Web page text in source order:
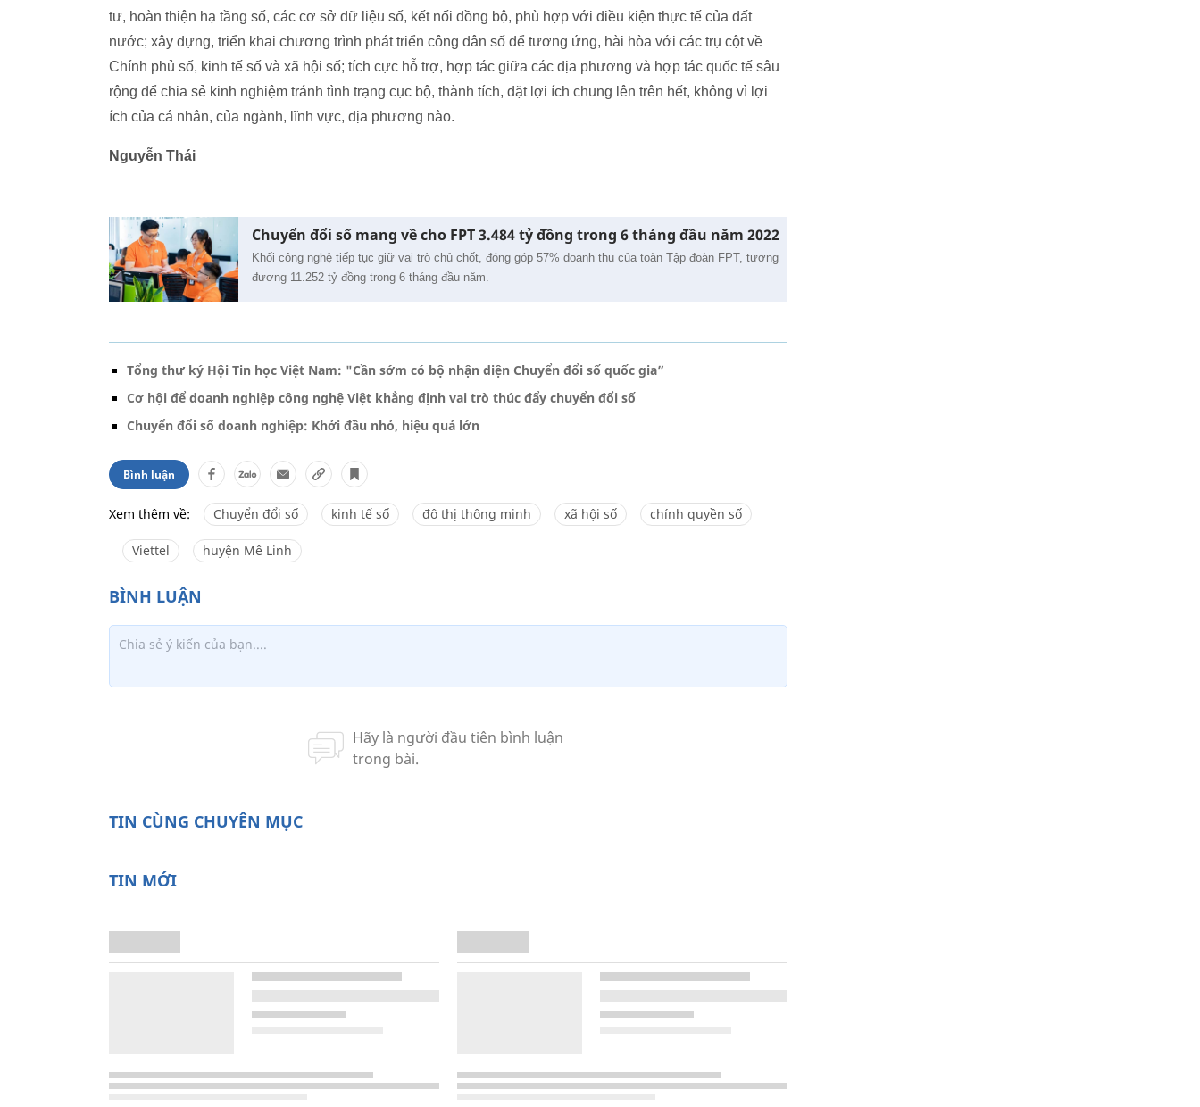
tư, hoàn thiện hạ tầng số, các cơ sở dữ liệu số, kết nối đồng bộ, phù hợp với điều kiện thực tế của đất
nước; xây dựng, triển khai chương trình phát triển công dân số để tương ứng, hài hòa với các trụ cột về
Chính phủ số, kinh tế số và xã hội số; tích cực hỗ trợ, hợp tác giữa các địa phương và hợp tác quốc tế sâu
rộng để chia sẻ kinh nghiệm tránh tình trạng cục bộ, thành tích, đặt lợi ích chung lên trên hết, không vì lợi
ích của cá nhân, của ngành, lĩnh vực, địa phương nào.
Nguyễn Thái
Chuyển đổi số mang về cho FPT 3.484 tỷ đồng trong 6 tháng đầu năm 2022
Khối công nghệ tiếp tục giữ vai trò chủ chốt, đóng góp 57% doanh thu của toàn Tập đoàn FPT, tương
đương 11.252 tỷ đồng trong 6 tháng đầu năm.
Tổng thư ký Hội Tin học Việt Nam: "Cần sớm có bộ nhận diện Chuyển đổi số quốc gia”
Cơ hội để doanh nghiệp công nghệ Việt khẳng định vai trò thúc đẩy chuyển đổi số
Chuyển đổi số doanh nghiệp: Khởi đầu nhỏ, hiệu quả lớn
Bình luận
Xem thêm về: Chuyển đổi số kinh tế số đô thị thông minh xã hội số chính quyền số
Viettel huyện Mê Linh
TIN CÙNG CHUYÊN MỤC
TIN MỚI